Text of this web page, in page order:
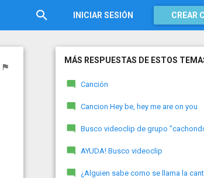
INICIAR SESIÓN CREAR
MÁS RESPUESTAS DE ESTOS
Canción
Cancion Hey be, hey me are on you
Busco videoclip de grupo
AYUDA! Busco videoclip
¿Alguien sabe como se llama la